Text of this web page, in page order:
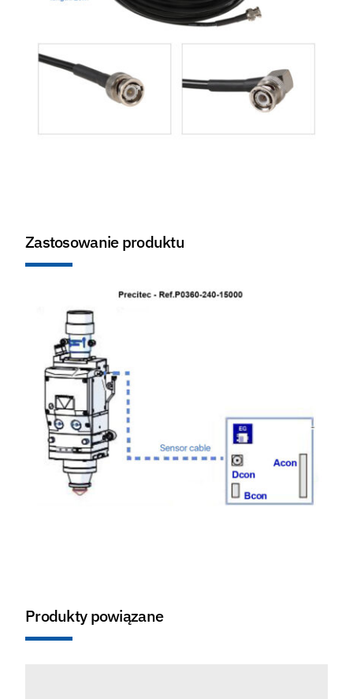
Zastosowanie produktu
Produkty powiązane